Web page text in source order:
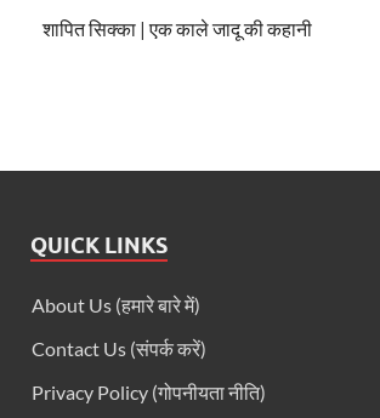
शापित सिक्का | एक काले जादू की कहानी
QUICK LINKS
About Us (हमारे बारे में)
Contact Us (संपर्क करें)
Privacy Policy (गोपनीयता नीति)